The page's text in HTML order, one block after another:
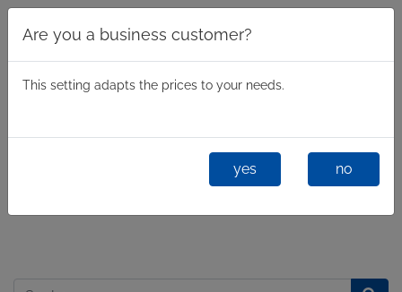
Are you a business customer?
This setting adapts the prices to your needs.
yes no